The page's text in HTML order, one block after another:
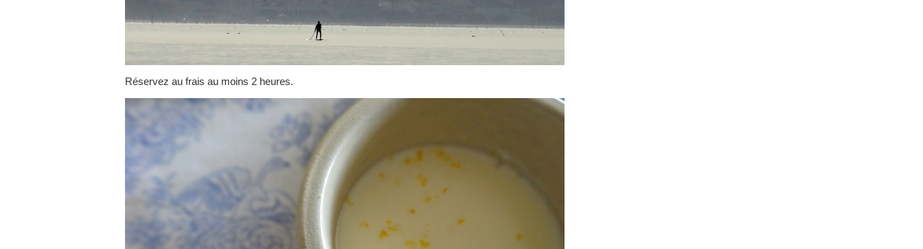
Réservez au frais au moins 2 heures.